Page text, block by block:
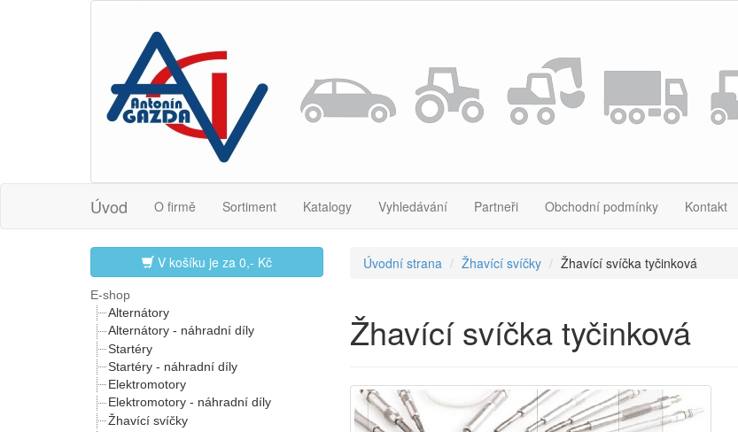
Úvod O firmě Sortiment Katalogy Vyhledávání Partneři Obchodní podmínky Kontakt
V košíku je za 0,- Kč
E-shop
Alternátory
Alternátory - náhradní díly
Startéry
Startéry - náhradní díly
Elektromotory
Elektromotory - náhradní díly
Žhavící svíčky
Úvodní strana Žhavící svíčky Žhavící svíčka tyčinková
Žhavící svíčka tyčinková